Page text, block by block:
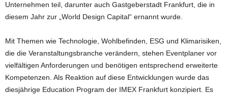
Unternehmen teil, darunter auch Gastgeberstadt Frankfurt, die in
diesem Jahr zur „World Design Capital“ ernannt wurde.
Mit Themen wie Technologie, Wohlbefinden, ESG und Klimarisiken,
die die Veranstaltungsbranche verändern, stehen Eventplaner vor
vielfältigen Anforderungen und benötigen entsprechend erweiterte
Kompetenzen. Als Reaktion auf diese Entwicklungen wurde das
diesjährige Education Program der IMEX Frankfurt konzipiert. Es